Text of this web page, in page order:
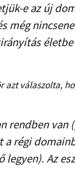
e az új
még
életbe
azt válaszolta,
rendben van
a régi
legyen). Az